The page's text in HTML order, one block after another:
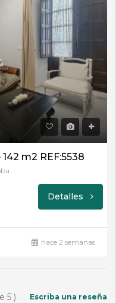
m2 REF:5538
Detalles
hace 2 semanas
5 ) Escriba una reseña